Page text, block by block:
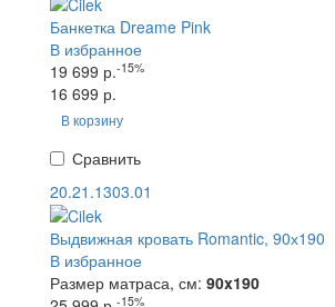
Банкетка Dreame Pink
В избранное
19 699 р.-15%
16 699 р.
В корзину
Сравнить
20.21.1303.01
Выдвижная кровать Romantic, 90х190
В избранное
Размер матраса, см: 90x190
-15%